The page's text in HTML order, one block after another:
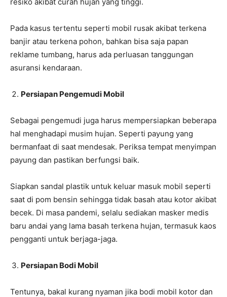
Pada kasus tertentu seperti mobil rusak akibat terkena
banjir atau terkena pohon, bahkan bisa saja papan
reklame tumbang, harus ada perluasan tanggungan
asuransi kendaraan.
Persiapan Pengemudi Mobil
Sebagai pengemudi juga harus mempersiapkan beberapa
hal menghadapi musim hujan. Seperti payung yang
bermanfaat di saat mendesak. Periksa tempat menyimpan
payung dan pastikan berfungsi baik.
Siapkan sandal plastik untuk keluar masuk mobil seperti
saat di pom bensin sehingga tidak basah atau kotor akibat
becek. Di masa pandemi, selalu sediakan masker medis
baru andai yang lama basah terkena hujan, termasuk kaos
pengganti untuk berjaga-jaga.
Persiapan Bodi Mobil
Tentunya, bakal kurang nyaman jika bodi mobil kotor dan